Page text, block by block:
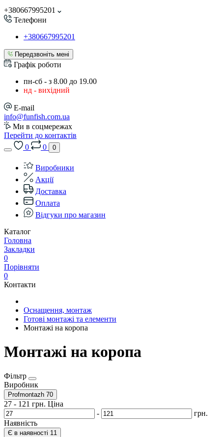
+380667995201
Телефони
+380667995201
Передзвоніть мені
Графік роботи
пн-сб - з 8.00 до 19.00
нд - вихідний
E-mail
info@funfish.com.ua
Ми в соцмережах
Перейти до контактів
0
0 0
Виробники
Акції
Доставка
Оплата
Відгуки про магазин
Каталог
Головна
Закладки
0
Порівняти
0
Контакти
Оснащення, монтаж
Готові монтажі та елементи
Монтажі на коропа
Монтажі на коропа
Фільтр
Виробник
Profmontazh 70
27 - 121 грн. Ціна
-
грн.
Наявність
Є в наявності 11